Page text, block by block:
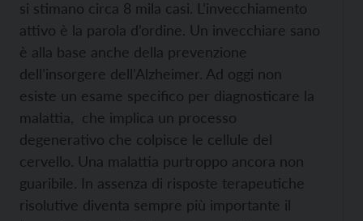
si stimano circa 8 mila casi. L’invecchiamento
attivo è la parola d’ordine. Un invecchiare sano
è alla base anche della prevenzione
dell’insorgere dell’Alzheimer. Ad oggi non
esiste un esame specifico per diagnosticare la
malattia, che implica un processo
degenerativo che colpisce le cellule del
cervello. Una malattia purtroppo ancora non
guaribile. In assenza di risposte terapeutiche
risolutive diventa sempre più importante il